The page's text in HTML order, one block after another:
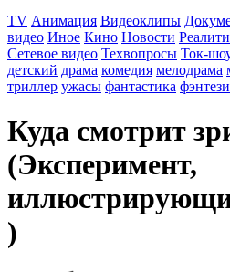
TV Анимация Видеоклипы
видео Иное Кино Новости
Сетевое видео Техвопросы Ток-
детский драма комедия мелодрама
триллер ужасы фантастика фэнтези
Куда смотрит
(Эксперимент,
)